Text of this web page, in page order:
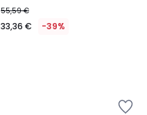
55,59 €
33,36 € -39%